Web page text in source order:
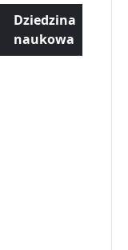
Dziedzina
naukowa